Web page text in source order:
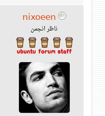
nixoeen
ناظر انجمن